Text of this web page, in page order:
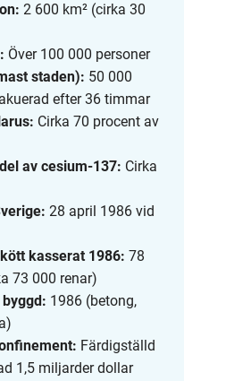
2 600 km² (cirka 30
Över 100 000 personer
staden): 50 000
efter 36 timmar
Cirka 70 procent av
av cesium-137: Cirka
28 april 1986 vid
kasserat 1986: 78
73 000 renar)
1986 (betong,
Färdigställd
1,5 miljarder dollar